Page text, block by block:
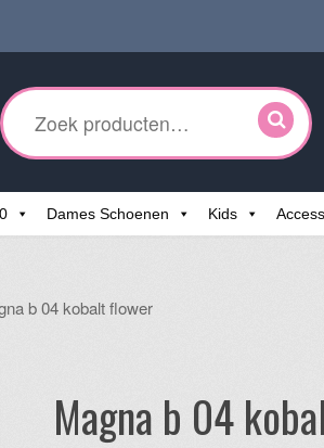
Dames Schoenen Kids
b 04 kobalt flower
Magna b 04